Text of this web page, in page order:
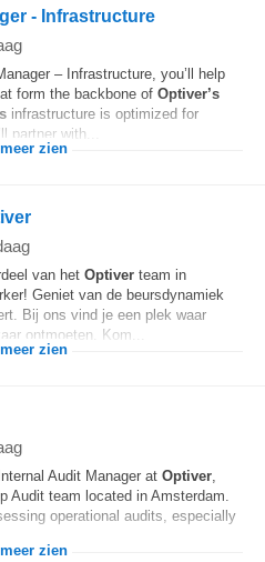
- Infrastructure
– Infrastructure, you’ll help
form the backbone of Optiver’s
infrastructure is optimized for
partner with...
zien
van het Optiver team in
Geniet van de beursdynamiek
Bij ons vind je een plek waar
ontmoeten. Kom...
zien
Audit Manager at Optiver,
Audit team located in Amsterdam.
operational audits, especially
zien